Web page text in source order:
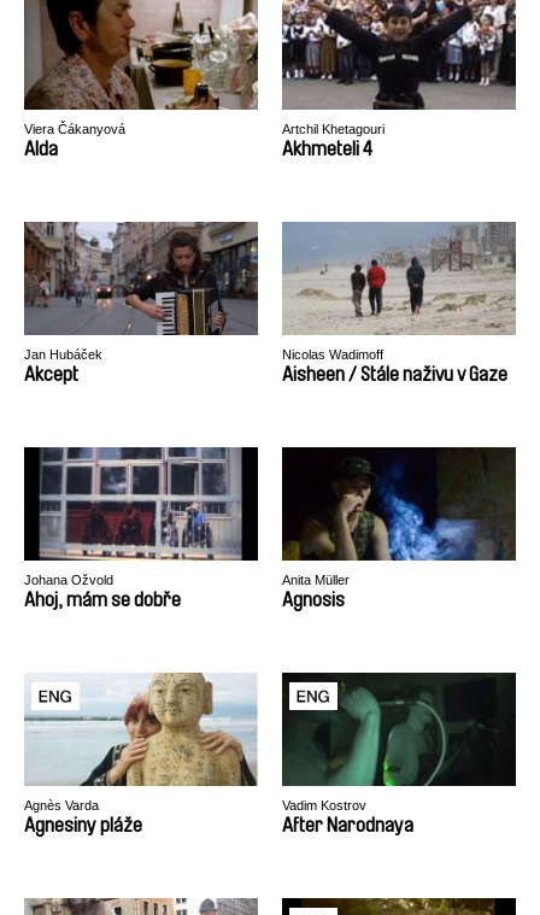
Viera Čákanyová
Alda
Artchil Khetagouri
Akhmeteli 4
Jan Hubáček
Akcept
Nicolas Wadimoff
Aisheen / Stále naživu v Gaze
Johana Ožvold
Ahoj, mám se dobře
Anita Müller
Agnosis
Agnès Varda
Agnesiny pláže
Vadim Kostrov
After Narodnaya